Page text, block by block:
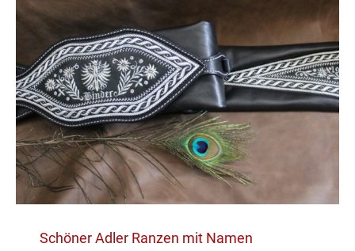
Schöner Adler Ranzen mit Namen